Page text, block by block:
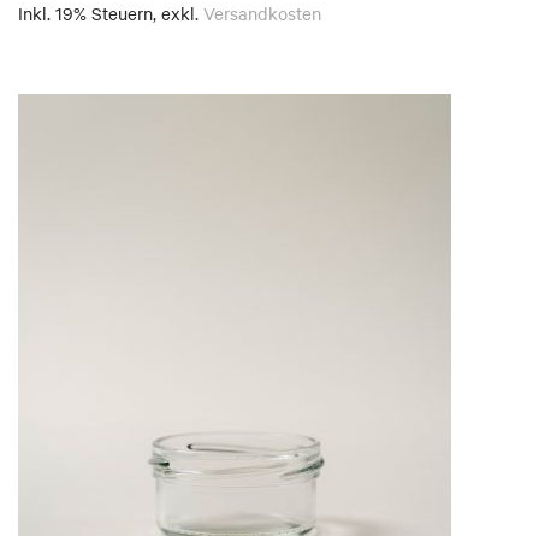
Inkl. 19% Steuern, exkl. Versandkosten